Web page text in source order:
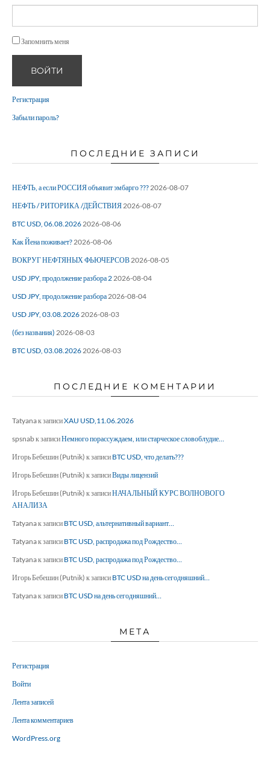
Запомнить меня
ВОЙТИ
Регистрация
Забыли пароль?
ПОСЛЕДНИЕ ЗАПИСИ
НЕФТЬ, а если РОССИЯ объявит эмбарго ??? 2026-08-07
НЕФТЬ / РИТОРИКА /ДЕЙСТВИЯ 2026-08-07
BTC USD, 06.08.2026 2026-08-06
Как Йена поживает? 2026-08-06
ВОКРУГ НЕФТЯНЫХ ФЬЮЧЕРСОВ 2026-08-05
USD JPY, продолжение разбора 2 2026-08-04
USD JPY, продолжение разбора 2026-08-04
USD JPY, 03.08.2026 2026-08-03
(без названия) 2026-08-03
BTC USD, 03.08.2026 2026-08-03
ПОСЛЕДНИЕ КОМЕНТАРИИ
Tatyanaк записиXAU USD,11.06.2026
spsnabк записиНемного порассуждаем, или старческое словоблудие…
Игорь Бебешин (Putnik) к записи BTC USD, что делать???
Игорь Бебешин (Putnik) к записиВиды лицензий
Игорь Бебешин (Putnik) к записиНАЧАЛЬНЫЙ КУРС ВОЛНОВОГО
АНАЛИЗА
Tatyanaк записи BTC USD, альтернативный вариант…
Tatyanaк записи BTC USD, распродажа под Рождество…
Tatyanaк записи BTC USD, распродажа под Рождество…
Игорь Бебешин (Putnik) к записи BTC USD на день сегодняшний…
Tatyanaк записи BTC USD на день сегодняшний…
МЕТА
Регистрация
Войти
Лента записей
Лента комментариев
WordPress.org